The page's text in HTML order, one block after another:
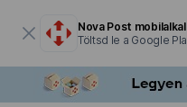
Nova Post
Töltsd le a Google